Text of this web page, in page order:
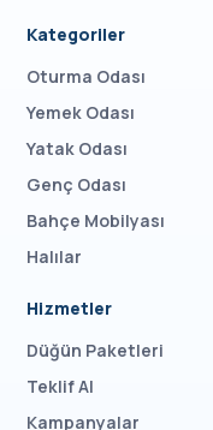
Kategoriler
Oturma Odası
Yemek Odası
Yatak Odası
Genç Odası
Bahçe Mobilyası
Halılar
Hizmetler
Düğün Paketleri
Teklif Al
Kampanyalar